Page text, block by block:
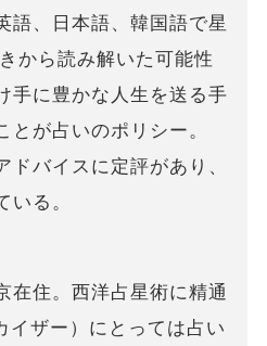
語、日本語、韓国語で星
から読み解いた可能性
手に豊かな人生を送る手
が占いのポリシー。
バイスに定評があり、
る。
在住。西洋占星術に精通
イザー）にとっては占い